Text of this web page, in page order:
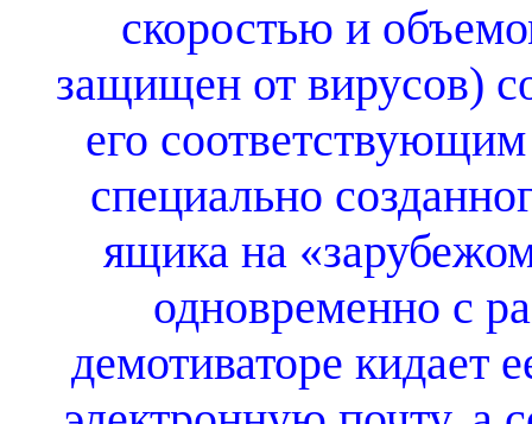
скоростью и
защищен от вирусов)
его
специально
ящика на
одновременно с
демотиваторе кидает